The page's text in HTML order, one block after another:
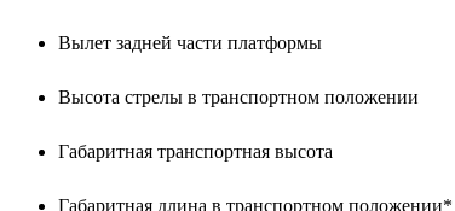
Вылет задней части платформы
Высота стрелы в транспортном положении
Габаритная транспортная высота
Габаритная длина в транспортном положении*